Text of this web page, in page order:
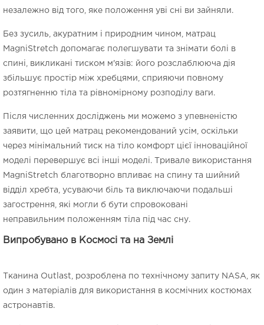
незалежно від того, яке положення уві сні ви зайняли.
Без зусиль, акуратним і природним чином, матрац
MagniStretch допомагає полегшувати та знімати болі в
спині, викликані тиском м'язів: його розслаблююча дія
збільшує простір між хребцями, сприяючи повному
розтягненню тіла та рівномірному розподілу ваги.
Після численних досліджень ми можемо з упевненістю
заявити, що цей матрац рекомендований усім, оскільки
через мінімальний тиск на тіло комфорт цієї інноваційної
моделі перевершує всі інші моделі. Тривале використання
MagniStretch благотворно впливає на спину та шийний
відділ хребта, усуваючи біль та виключаючи подальші
загострення, які могли б бути спровоковані
неправильним положенням тіла під час сну.
Випробувано в Космосі та на Землі
Тканина Outlast, розроблена по технічному запиту NASA, як
один з матеріалів для використання в космічних костюмах
астронавтів.